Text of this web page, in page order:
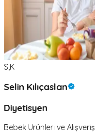
S,K
Selin Kılıçaslan
Diyetisyen
Bebek Ürünleri ve Alışveriş